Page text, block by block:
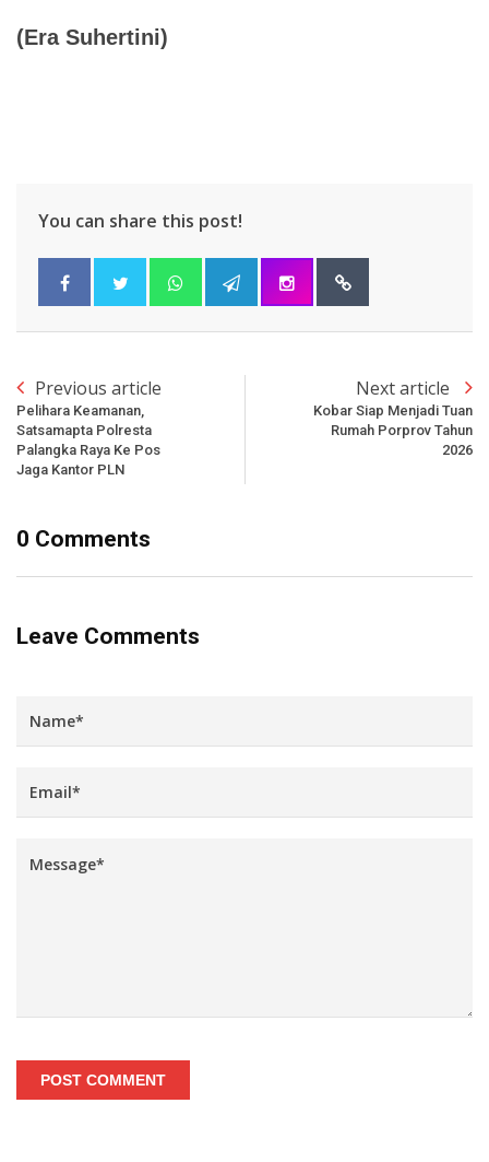
(Era Suhertini)
You can share this post!
Previous article
Pelihara Keamanan,
Satsamapta Polresta
Palangka Raya Ke Pos
Jaga Kantor PLN
Next article
Kobar Siap Menjadi Tuan
Rumah Porprov Tahun
2026
0 Comments
Leave Comments
POST COMMENT